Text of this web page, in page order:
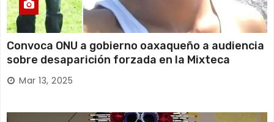
Convoca ONU a gobierno oaxaqueño a audiencia
sobre desaparición forzada en la Mixteca
Mar 13, 2025